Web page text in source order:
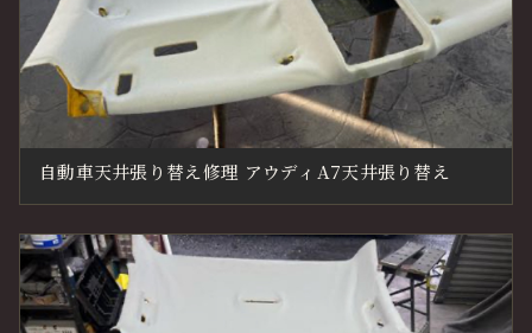
自動車天井張り替え修理 アウディA7天井張り替え